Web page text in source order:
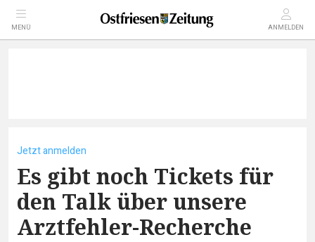
MENÜ ANMELDEN
Jetzt anmelden
Es gibt noch Tickets für
den Talk über unsere
Arztfehler-Recherche